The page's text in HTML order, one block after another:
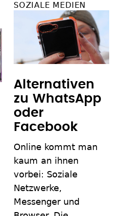
SOZIALE MEDIEN
Alternativen
zu WhatsApp
oder
Facebook
Online kommt man
kaum an ihnen
vorbei: Soziale
Netzwerke,
Messenger und